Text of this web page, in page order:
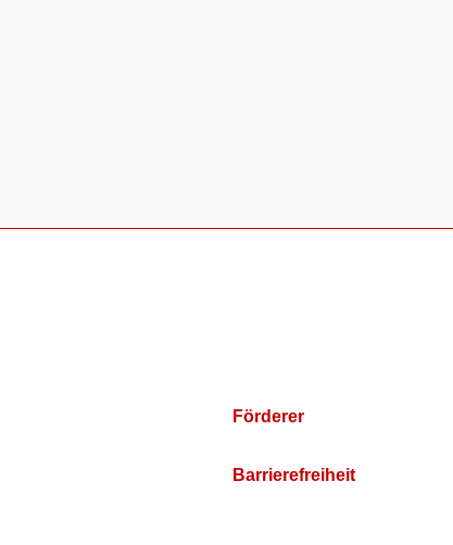
Förderer
Barrierefreiheit